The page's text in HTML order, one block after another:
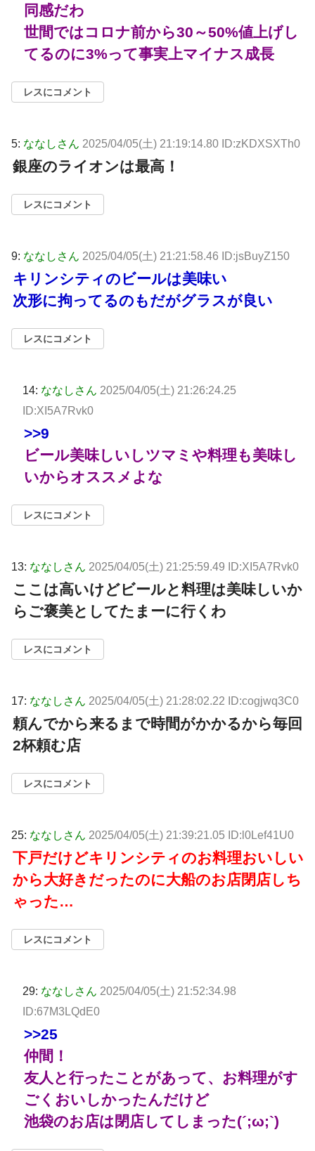
同感だわ
世間ではコロナ前から30～50%値上げし
てるのに3%って事実上マイナス成長
レスにコメント
5: ななしさん 2025/04/05(土) 21:19:14.80 ID:zKDXSXTh0
銀座のライオンは最高！
レスにコメント
9: ななしさん 2025/04/05(土) 21:21:58.46 ID:jsBuyZ150
キリンシティのビールは美味い
次形に拘ってるのもだがグラスが良い
レスにコメント
14: ななしさん 2025/04/05(土) 21:26:24.25
ID:XI5A7Rvk0
>>9
ビール美味しいしツマミや料理も美味し
いからオススメよな
レスにコメント
13: ななしさん 2025/04/05(土) 21:25:59.49 ID:XI5A7Rvk0
ここは高いけどビールと料理は美味しいか
らご褒美としてたまーに行くわ
レスにコメント
17: ななしさん 2025/04/05(土) 21:28:02.22 ID:cogjwq3C0
頼んでから来るまで時間がかかるから毎回
2杯頼む店
レスにコメント
25: ななしさん 2025/04/05(土) 21:39:21.05 ID:l0Lef41U0
下戸だけどキリンシティのお料理おいしい
から大好きだったのに大船のお店閉店しち
ゃった…
レスにコメント
29: ななしさん 2025/04/05(土) 21:52:34.98
ID:67M3LQdE0
>>25
仲間！
友人と行ったことがあって、お料理がす
ごくおいしかったんだけど
池袋のお店は閉店してしまった(´;ω;`)